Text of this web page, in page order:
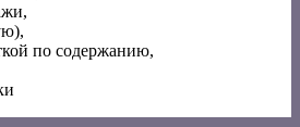
по содержанию,